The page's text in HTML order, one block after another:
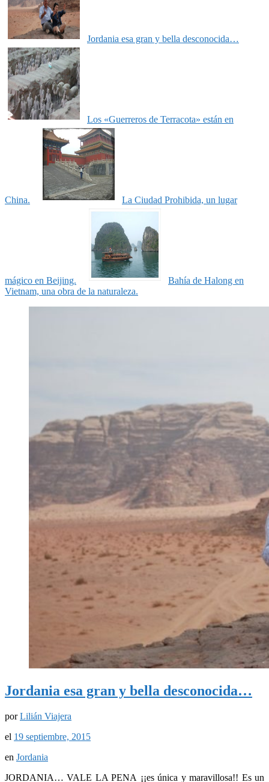
Jordania esa gran y bella desconocida…
Los «Guerreros de Terracota» están en
China. La Ciudad Prohibida, un lugar
mágico en Beijing.
Bahía de Halong en
Vietnam, una obra de la naturaleza.
Jordania esa gran y bella desconocida…
porLilián Viajera
el 19 septiembre, 2015
en Jordania
JORDANIA… VALE LA PENA ¡¡es única y maravillosa!! Es un